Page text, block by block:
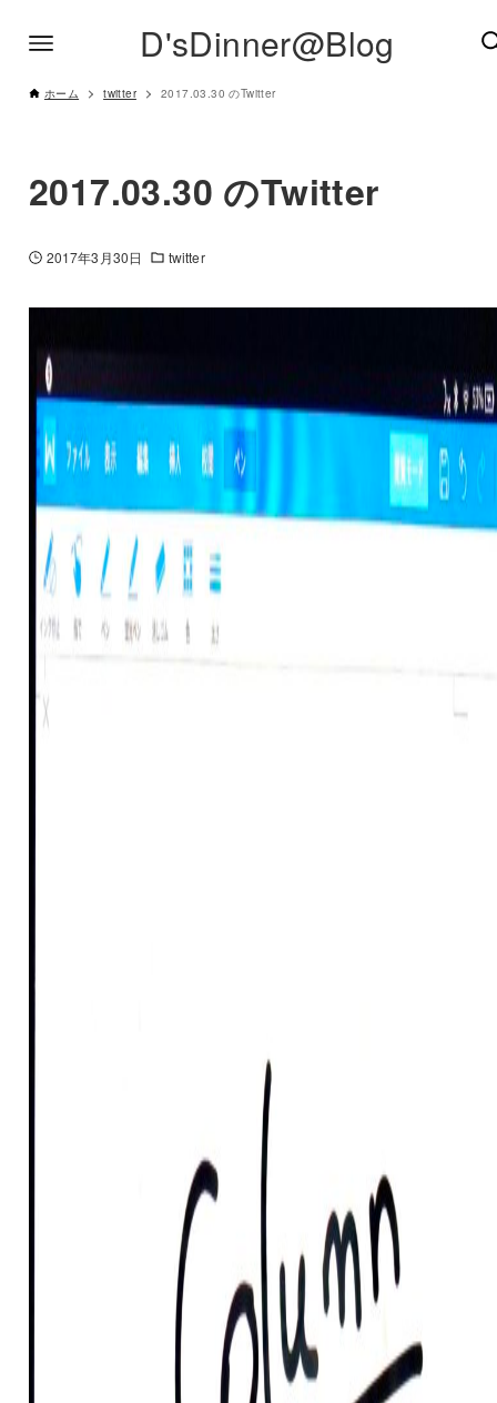
D'sDinner@Blog
ホーム twitter 2017.03.30 のTwitter
2017.03.30 のTwitter
2017年3月30日 twitter